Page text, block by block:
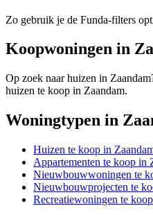
Zo gebruik je de Funda-filters
Koopwoningen in
Op zoek naar huizen in
huizen te koop in Zaandam.
Woningtypen in
Huizen te koop in
Appartementen te koop in
Nieuwbouwwoningen te
Nieuwbouwprojecten te
Recreatiewoningen te